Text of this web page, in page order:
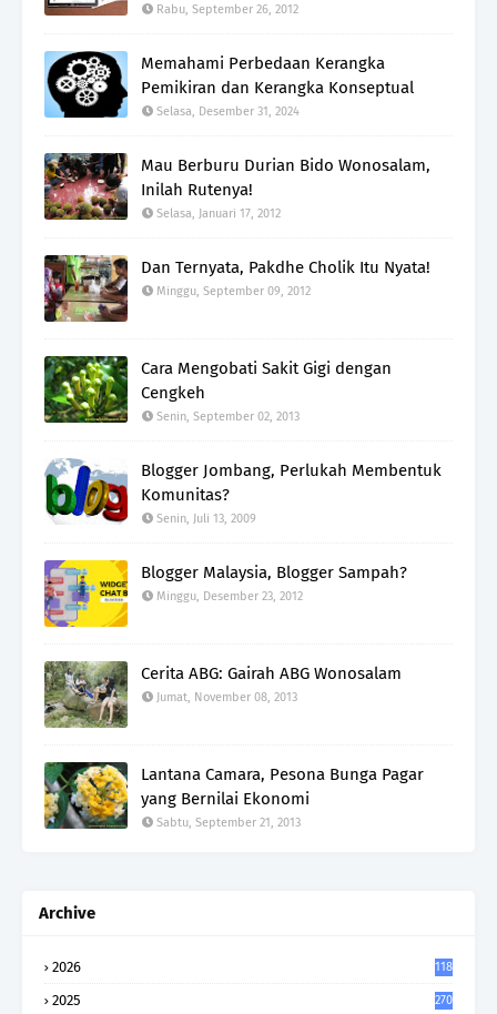
Rabu, September 26, 2012
Memahami Perbedaan Kerangka
Pemikiran dan Kerangka Konseptual
Selasa, Desember 31, 2024
Mau Berburu Durian Bido Wonosalam,
Inilah Rutenya!
Selasa, Januari 17, 2012
Dan Ternyata, Pakdhe Cholik Itu Nyata!
Minggu, September 09, 2012
Cara Mengobati Sakit Gigi dengan
Cengkeh
Senin, September 02, 2013
Blogger Jombang, Perlukah Membentuk
Komunitas?
Senin, Juli 13, 2009
Blogger Malaysia, Blogger Sampah?
Minggu, Desember 23, 2012
Cerita ABG: Gairah ABG Wonosalam
Jumat, November 08, 2013
Lantana Camara, Pesona Bunga Pagar
yang Bernilai Ekonomi
Sabtu, September 21, 2013
Archive
2026 118
2025 270